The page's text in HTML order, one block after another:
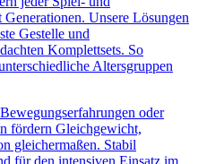
Unsere Lösungen
Gestelle und
Komplettsets. So
Altersgruppen
oder
fördern Gleichgewicht,
gleichermaßen. Stabil